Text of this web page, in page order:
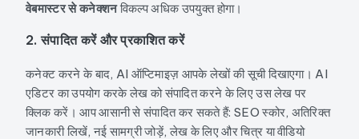
वेबमास्टर से कनेक्शनविकल्प अधिक उपयुक्त होगा।
2. संपादित करें और प्रकाशित करें
कनेक्ट करने के बाद, AI ऑप्टिमाइज़ आपके लेखों की सूची दिखाएगा। AI
एडिटर का उपयोग करके लेख को संपादित करने के लिए उस लेख पर
क्लिक करें। आप आसानी से संपादित कर सकते हैं: SEO स्कोर, अतिरिक्त
जानकारी लिखें, नई सामग्री जोड़ें, लेख के लिए और चित्र या वीडियो